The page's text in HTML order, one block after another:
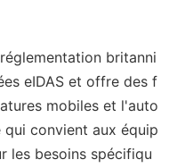
britanni
eIDAS et offre des f
mobiles et l'auto
convient aux équip
les besoins spécifiqu